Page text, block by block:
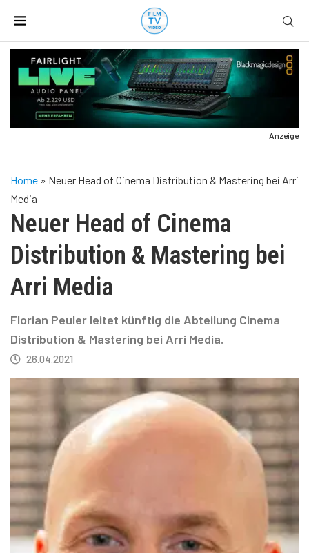
Anzeige
Home » Neuer Head of Cinema Distribution & Mastering bei Arri
Media
Neuer Head of Cinema
Distribution & Mastering bei
Arri Media
Florian Peuler leitet künftig die Abteilung Cinema
Distribution & Mastering bei Arri Media.
26.04.2021